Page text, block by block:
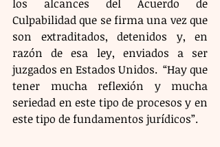
los alcances del Acuerdo de
Culpabilidad que se firma una vez que
son extraditados, detenidos y, en
razón de esa ley, enviados a ser
juzgados en Estados Unidos.  “Hay que
tener mucha reflexión y mucha
seriedad en este tipo de procesos y en
este tipo de fundamentos jurídicos”.